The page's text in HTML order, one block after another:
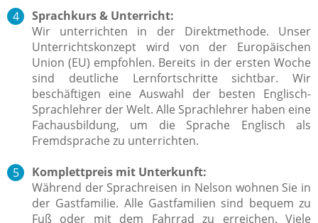
Sprachkurs & Unterricht:
Wir unterrichten in der Direktmethode. Unser
Unterrichtskonzept wird von der Europäischen
Union (EU) empfohlen. Bereits in der ersten Woche
sind deutliche Lernfortschritte sichtbar. Wir
beschäftigen eine Auswahl der besten Englisch-
Sprachlehrer der Welt. Alle Sprachlehrer haben eine
Fachausbildung, um die Sprache Englisch als
Fremdsprache zu unterrichten.
Komplettpreis mit Unterkunft:
Während der Sprachreisen in Nelson wohnen Sie in
der Gastfamilie. Alle Gastfamilien sind bequem zu
Fuß oder mit dem Fahrrad zu erreichen. Viele